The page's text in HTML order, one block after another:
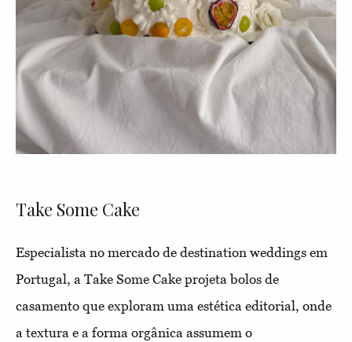
Take Some Cake
Especialista no mercado de destination weddings em
Portugal, a Take Some Cake projeta bolos de
casamento que exploram uma estética editorial, onde
a textura e a forma orgânica assumem o